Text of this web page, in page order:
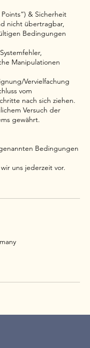
& Sicherheit
nicht übertragbar,
Bedingungen
Manipulationen
Vervielfachung
vom
nach sich ziehen.
Versuch der
gewährt.
Bedingungen
uns jederzeit vor.